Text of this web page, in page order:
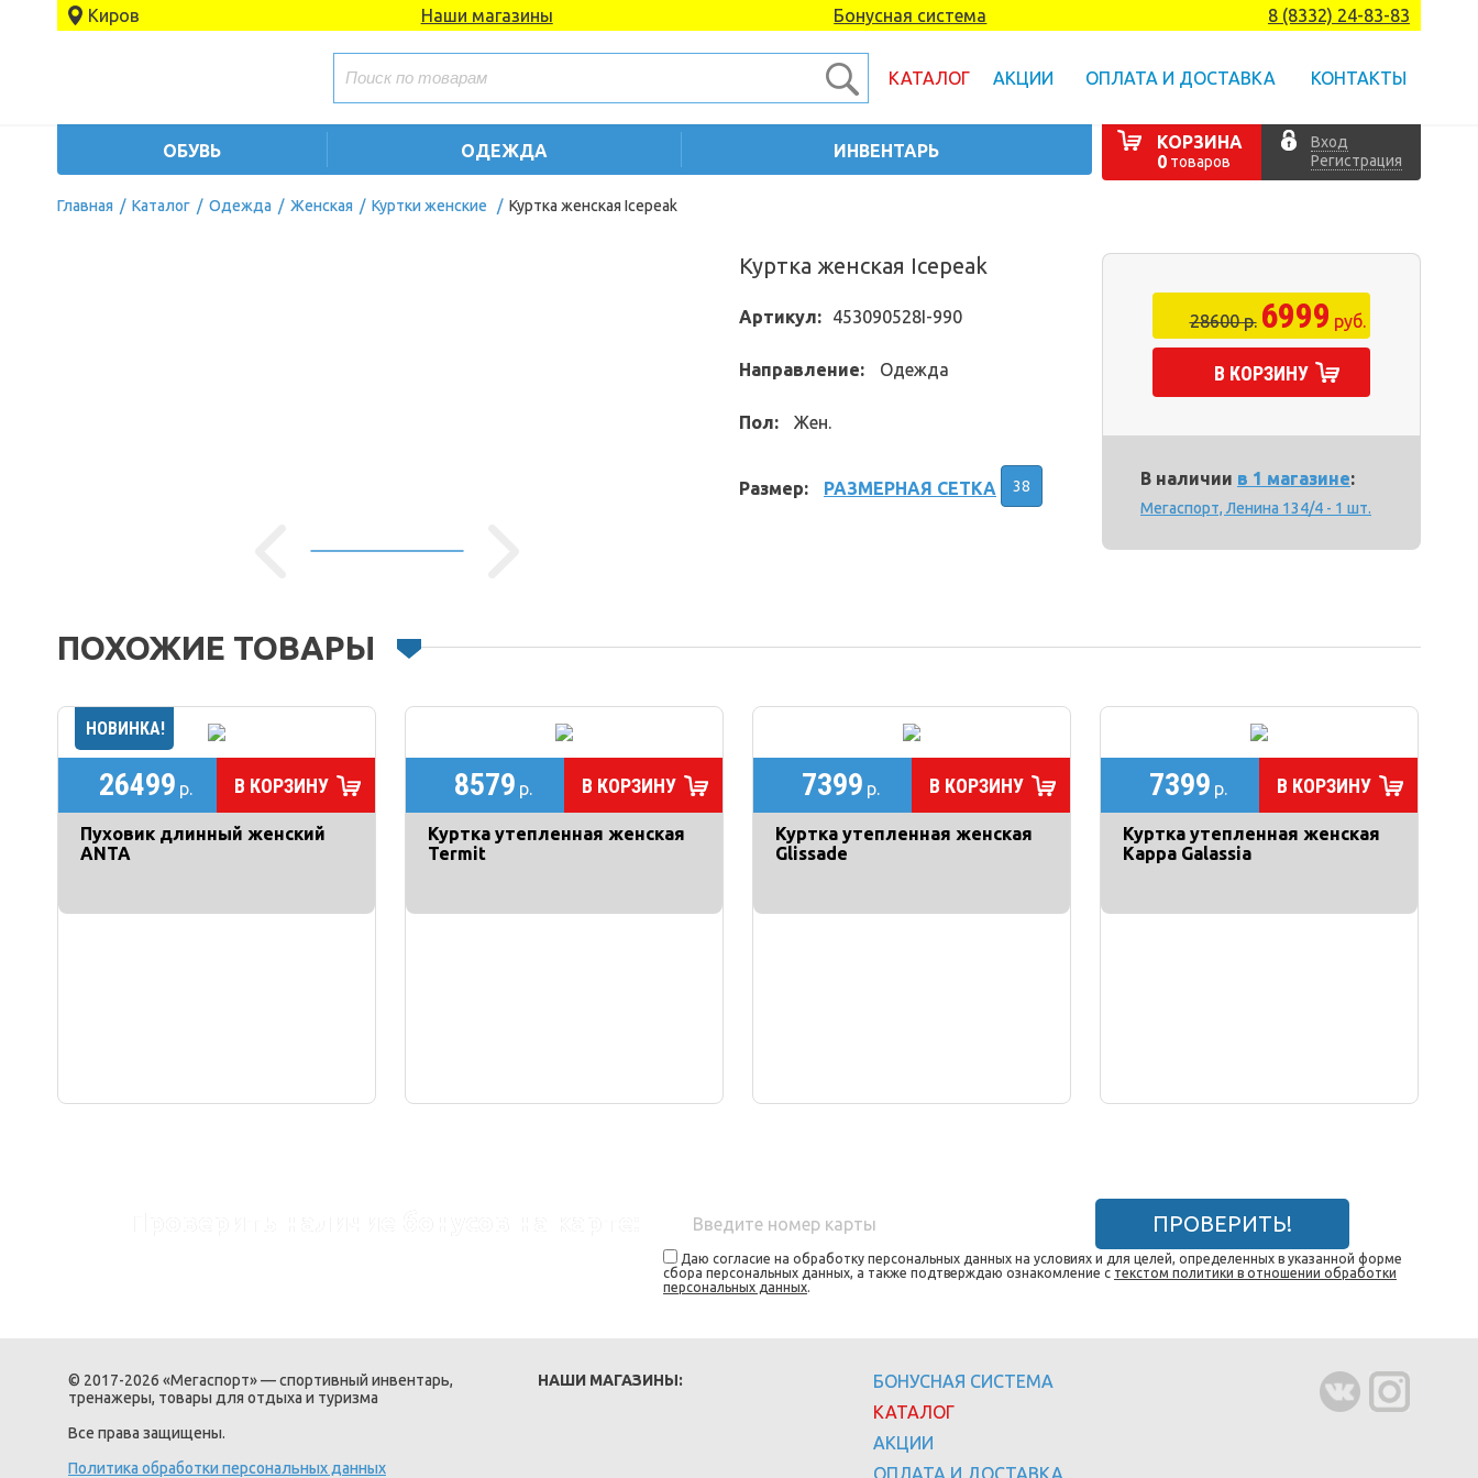
Киров Наши магазины Бонусная система 8 (8332) 24-83-83
КАТАЛОГ АКЦИИ ОПЛАТА И ДОСТАВКА КОНТАКТЫ
ОБУВЬ ОДЕЖДА ИНВЕНТАРЬ
КОРЗИНА
0 товаров
Вход
Регистрация
Главная / Каталог / Одежда / Женская / Куртки женские / Куртка женская Icepeak
Куртка женская Icepeak
Артикул: 453090528I-990
Направление: Одежда
Пол: Жен.
Размер: РАЗМЕРНАЯ СЕТКА 38
28600 р. 6999 руб.
В КОРЗИНУ
В наличии в 1 магазине:
Мегаспорт, Ленина 134/4 - 1 шт.
ПОХОЖИЕ ТОВАРЫ
26499 р. В КОРЗИНУ
Пуховик длинный женский
ANTA
8579 р. В КОРЗИНУ
Куртка утепленная женская
Termit
7399 р. В КОРЗИНУ
Куртка утепленная женская
Glissade
7399 р. В КОРЗИНУ
Куртка утепленная женская
Kappa Galassia
ПРОВЕРИТЬ!
Даю согласие на обработку персональных данных на условиях и для целей, определенных в указанной форме
сбора персональных данных, а также подтверждаю ознакомление с текстом политики в отношении обработки
персональных данных.
© 2017-2026 «Мегаспорт» — спортивный инвентарь,
тренажеры, товары для отдыха и туризма
Все права защищены.
Политика обработки персональных данных
НАШИ МАГАЗИНЫ:
БОНУСНАЯ СИСТЕМА
КАТАЛОГ
АКЦИИ
ОПЛАТА И ДОСТАВКА